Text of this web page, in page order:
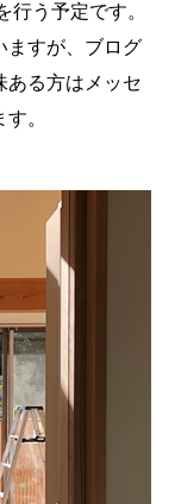
行う予定です。
ますが、ブログ
ある方はメッセ
。